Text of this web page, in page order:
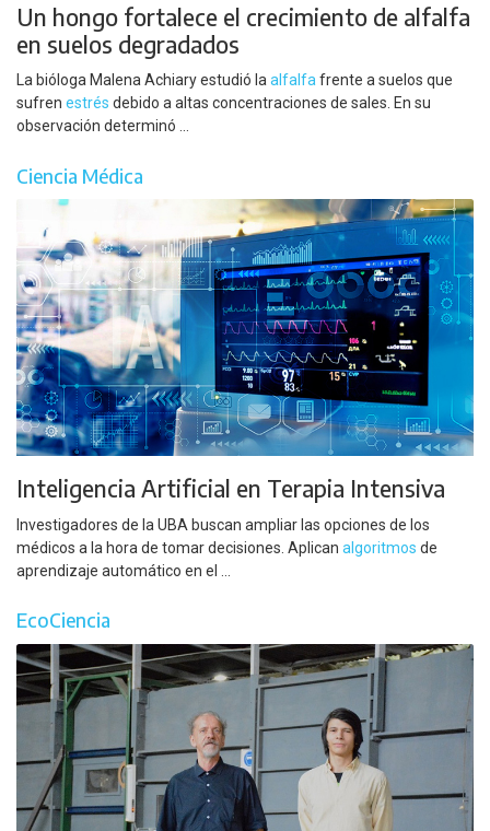
Un hongo fortalece el crecimiento de alfalfa
en suelos degradados
La bióloga Malena Achiary estudió la alfalfa frente a suelos que
sufren estrés debido a altas concentraciones de sales. En su
observación determinó ...
Ciencia Médica
Inteligencia Artificial en Terapia Intensiva
Investigadores de la UBA buscan ampliar las opciones de los
médicos a la hora de tomar decisiones. Aplican algoritmos de
aprendizaje automático en el ...
EcoCiencia